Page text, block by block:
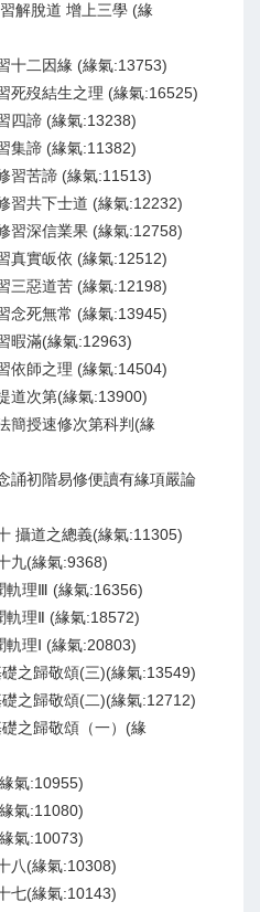
解脫道 增上三學 (緣
十二因緣 (緣氣:13753)
死歿結生之理 (緣氣:16525)
四諦 (緣氣:13238)
集諦 (緣氣:11382)
習苦諦 (緣氣:11513)
習共下士道 (緣氣:12232)
習深信業果 (緣氣:12758)
真實皈依 (緣氣:12512)
三惡道苦 (緣氣:12198)
念死無常 (緣氣:13945)
暇滿(緣氣:12963)
依師之理 (緣氣:14504)
道次第(緣氣:13900)
簡授速修次第科判(緣
誦初階易修便讀有緣項嚴論
攝道之總義(緣氣:11305)
九(緣氣:9368)
軌理Ⅲ (緣氣:16356)
理Ⅱ (緣氣:18572)
理Ⅰ (緣氣:20803)
之歸敬頌(三)(緣氣:13549)
之歸敬頌(二)(緣氣:12712)
之歸敬頌（一）(緣
氣:10955)
氣:11080)
氣:10073)
八(緣氣:10308)
七(緣氣:10143)